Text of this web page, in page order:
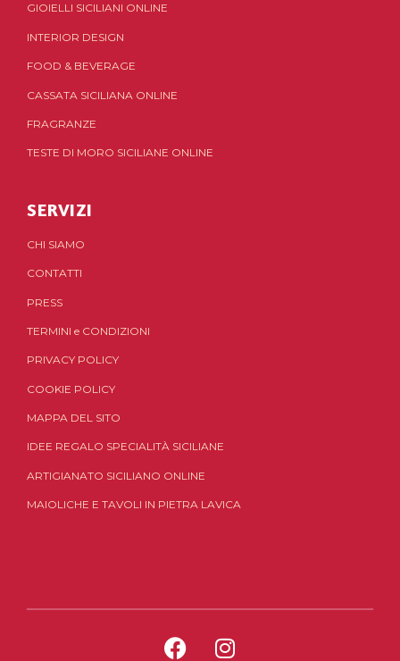
GIOIELLI SICILIANI ONLINE
INTERIOR DESIGN
FOOD & BEVERAGE
CASSATA SICILIANA ONLINE
FRAGRANZE
TESTE DI MORO SICILIANE ONLINE
SERVIZI
CHI SIAMO
CONTATTI
PRESS
TERMINI e CONDIZIONI
PRIVACY POLICY
COOKIE POLICY
MAPPA DEL SITO
IDEE REGALO SPECIALITÀ SICILIANE
ARTIGIANATO SICILIANO ONLINE
MAIOLICHE E TAVOLI IN PIETRA LAVICA